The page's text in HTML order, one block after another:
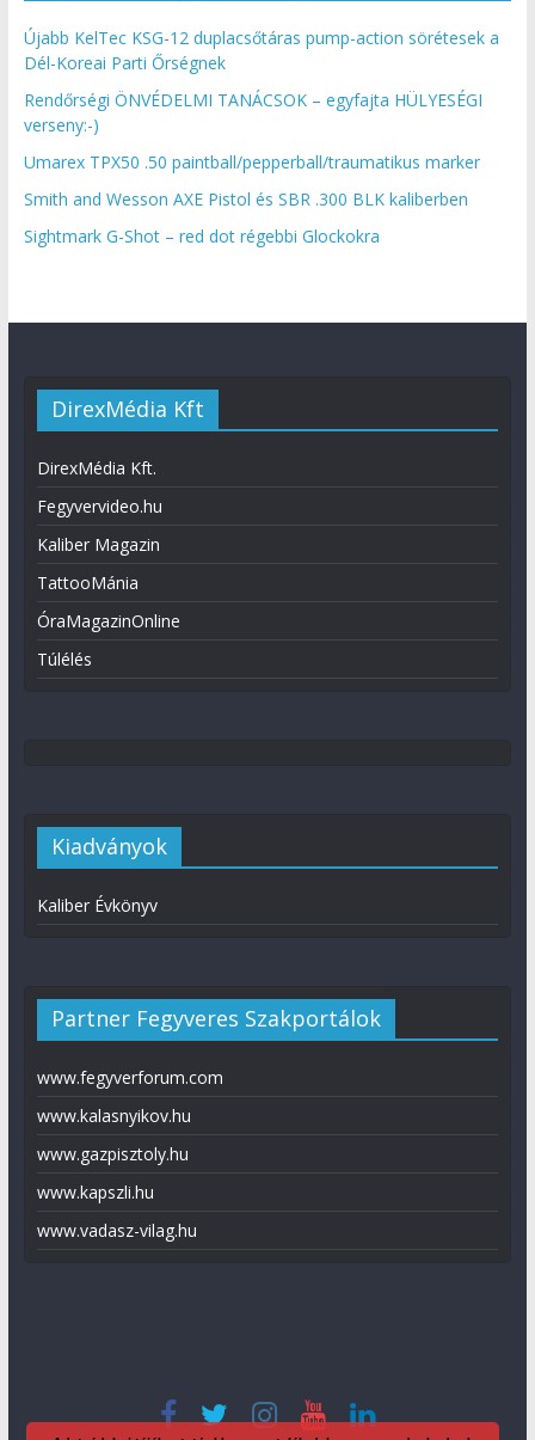
Újabb KelTec KSG-12 duplacsőtáras pump-action sörétesek a
Dél-Koreai Parti Őrségnek
Rendőrségi ÖNVÉDELMI TANÁCSOK – egyfajta HÜLYESÉGI
verseny:-)
Umarex TPX50 .50 paintball/pepperball/traumatikus marker
Smith and Wesson AXE Pistol és SBR .300 BLK kaliberben
Sightmark G-Shot – red dot régebbi Glockokra
DirexMédia Kft
DirexMédia Kft.
Fegyvervideo.hu
Kaliber Magazin
TattooMánia
ÓraMagazinOnline
Túlélés
Kiadványok
Kaliber Évkönyv
Partner Fegyveres Szakportálok
www.fegyverforum.com
www.kalasnyikov.hu
www.gazpisztoly.hu
www.kapszli.hu
www.vadasz-vilag.hu